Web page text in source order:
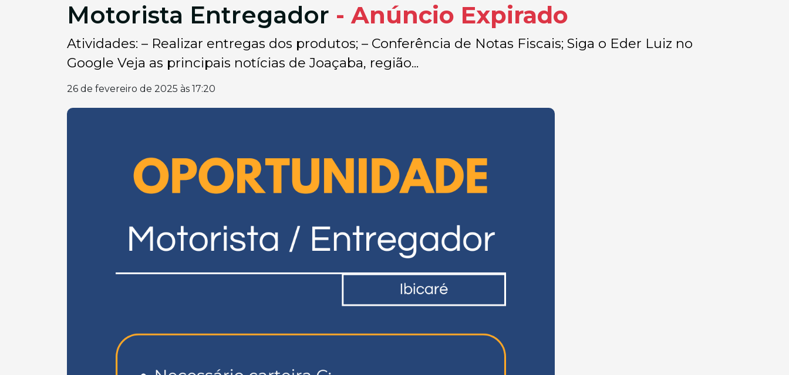
Motorista Entregador - Anúncio Expirado
Atividades: – Realizar entregas dos produtos; – Conferência de Notas Fiscais; Siga o Eder Luiz no
Google Veja as principais notícias de Joaçaba, região...
26 de fevereiro de 2025 às 17:20